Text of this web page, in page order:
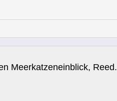
Meerkatzeneinblick, Reed.